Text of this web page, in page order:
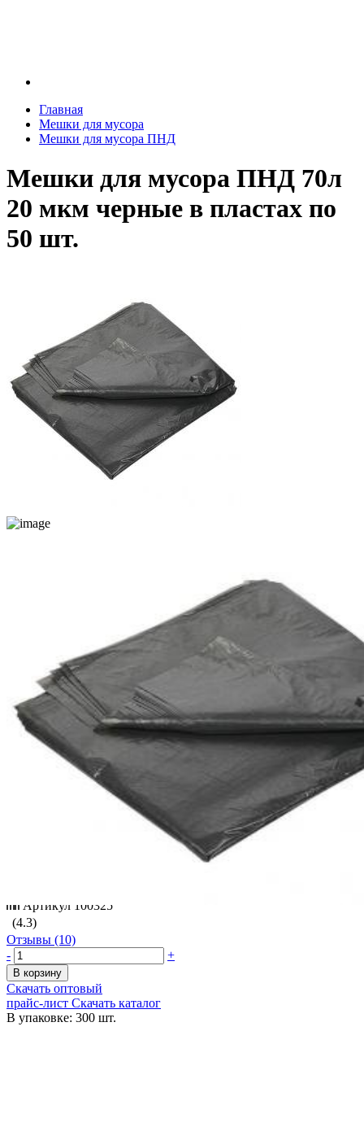
Главная
Мешки для мусора
Мешки для мусора ПНД
Мешки для мусора ПНД 70л
20 мкм черные в пластах по
50 шт.
К сравнению
Поделиться
Скопировать ссылку
Артикул 100325
(4.3)
Отзывы (10)
-
+
В корзину
Скачать оптовый
прайс-лист Скачать каталог
В упаковке: 300 шт.